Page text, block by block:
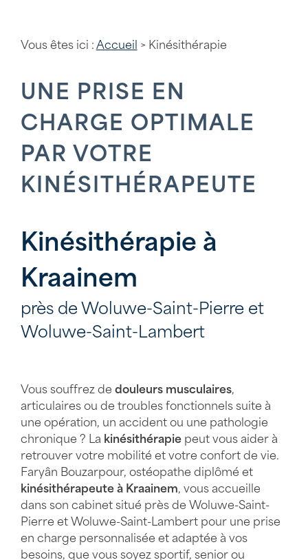
Vous êtes ici : Accueil > Kinésithérapie
UNE PRISE EN
CHARGE OPTIMALE
PAR VOTRE
KINÉSITHÉRAPEUTE
Kinésithérapie à
Kraainem
près de Woluwe-Saint-Pierre et
Woluwe-Saint-Lambert
Vous souffrez de douleurs musculaires,
articulaires ou de troubles fonctionnels suite à
une opération, un accident ou une pathologie
chronique ? La kinésithérapiepeut vous aider à
retrouver votre mobilité et votre confort de vie.
Faryân Bouzarpour, ostéopathe diplômé et
kinésithérapeute à Kraainem, vous accueille
dans son cabinet situé près de Woluwe-Saint-
Pierre et Woluwe-Saint-Lambert pour une prise
en charge personnalisée et adaptée à vos
besoins, que vous soyez sportif, senior ou